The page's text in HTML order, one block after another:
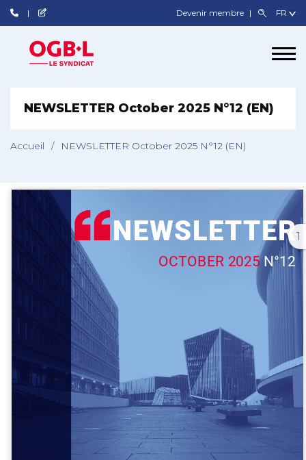
Devenir membre
NEWSLETTER October 2025 N°12 (EN)
Accueil / NEWSLETTER October 2025 N°12 (EN)
1